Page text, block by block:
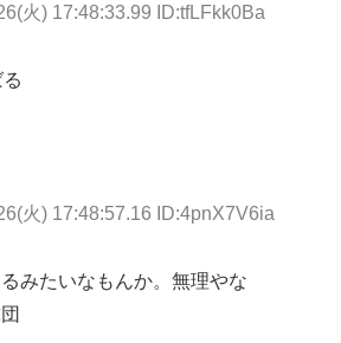
火) 17:48:33.99 ID:tfLFkk0Ba
火) 17:48:57.16 ID:4pnX7V6ia
みたいなもんか。無理やな